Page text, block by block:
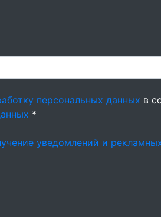
персональных данных в
*
уведомлений и